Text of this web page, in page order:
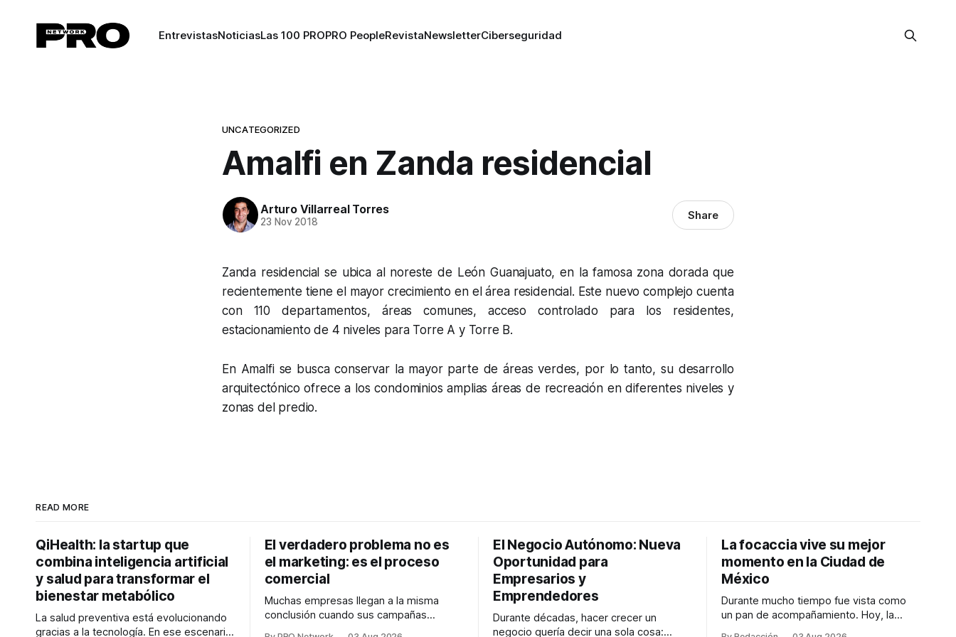
EntrevistasNoticiasLas 100 PROPRO PeopleRevistaNewsletterCiberseguridad
UNCATEGORIZED
Amalfi en Zanda residencial
Arturo Villarreal Torres
23 Nov 2018 Share
Zanda residencial se ubica al noreste de León Guanajuato, en la famosa zona dorada que
recientemente tiene el mayor crecimiento en el área residencial. Este nuevo complejo cuenta
con 110 departamentos, áreas comunes, acceso controlado para los residentes,
estacionamiento de 4 niveles para Torre A y Torre B.
En Amalfi se busca conservar la mayor parte de áreas verdes, por lo tanto, su desarrollo
arquitectónico ofrece a los condominios amplias áreas de recreación en diferentes niveles y
zonas del predio.
READ MORE
QiHealth: la startup que
combina inteligencia artificial
y salud para transformar el
bienestar metabólico
La salud preventiva está evolucionando
gracias a la tecnología. En ese escenario
El verdadero problema no es
el marketing: es el proceso
comercial
Muchas empresas llegan a la misma
conclusión cuando sus campañas
El Negocio Autónomo: Nueva
Oportunidad para
Empresarios y
Emprendedores
Durante décadas, hacer crecer un
negocio quería decir una sola cosa:
La focaccia vive su mejor
momento en la Ciudad de
México
Durante mucho tiempo fue vista como
un pan de acompañamiento. Hoy, la